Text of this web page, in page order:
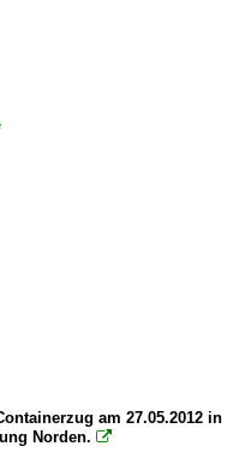
am 27.05.2012 in
Norden. 